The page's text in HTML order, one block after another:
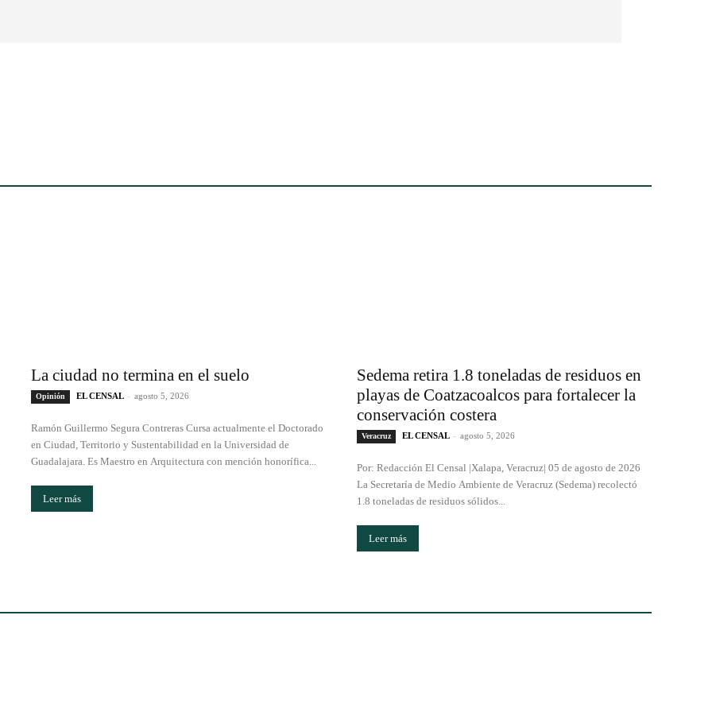
La ciudad no termina en el suelo
Opinión EL CENSAL - agosto 5, 2026
Ramón Guillermo Segura Contreras Cursa actualmente el Doctorado
en Ciudad, Territorio y Sustentabilidad en la Universidad de
Guadalajara. Es Maestro en Arquitectura con mención honorífica...
Leer más
Sedema retira 1.8 toneladas de residuos en
playas de Coatzacoalcos para fortalecer la
conservación costera
Veracruz EL CENSAL - agosto 5, 2026
Por: Redacción El Censal |Xalapa, Veracruz| 05 de agosto de 2026
La Secretaría de Medio Ambiente de Veracruz (Sedema) recolectó
1.8 toneladas de residuos sólidos...
Leer más